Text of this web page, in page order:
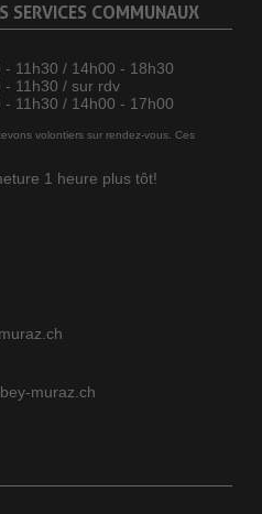
SERVICES COMMUNAUX
- 11h30 / 14h00 - 18h30
- 11h30 / sur rdv
- 11h30 / 14h00 - 17h00
volontiers sur rendez-vous. Ces
1 heure plus tôt!
muraz.ch